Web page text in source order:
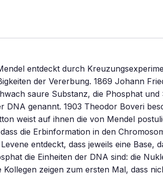
entdeckt durch
der Vererbung. 1869 Johann
saure Substanz, die Phosphat
DNA genannt. 1903 Theodor Boveri
weist auf ihnen die von Mendel
die Erbinformation in den
entdeckt, dass jeweils eine Base,
die Einheiten der DNA sind: die
Kollegen zeigen zum ersten Mal, dass